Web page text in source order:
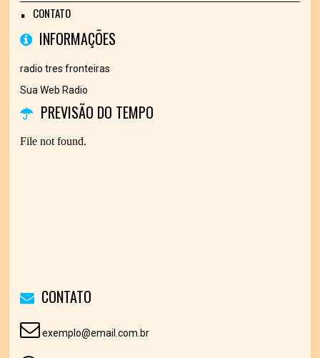
CONTATO
INFORMAÇÕES
radio tres fronteiras
Sua Web Radio
PREVISÃO DO TEMPO
CONTATO
exemplo@email.com.br